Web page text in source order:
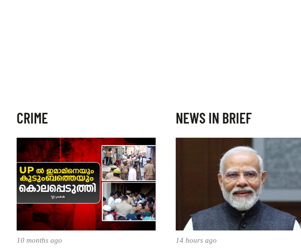
CRIME
10 months ago
NEWS IN BRIEF
14 hours ago